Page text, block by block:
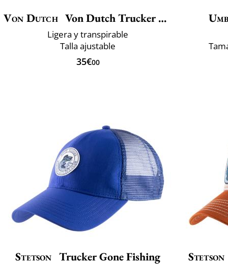
Von Dutch Von Dutch Trucker Boucle LOFB
Ligera y transpirable
Talla ajustable
35€00
Stetson Trucker Gone Fishing Stetson